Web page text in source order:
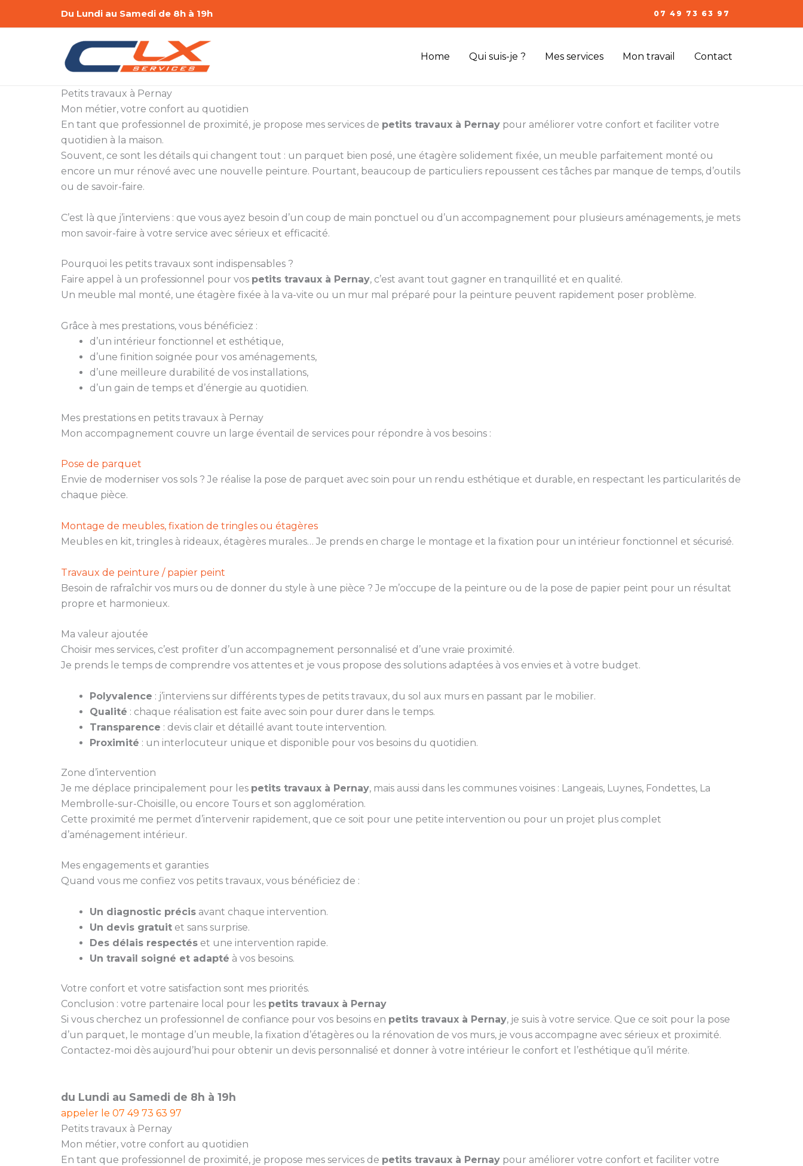
Du Lundi au Samedi de 8h à 19h 07 49 73 63 97
Home Qui suis-je ? Mes services Mon travail Contact
Petits travaux à Pernay
Mon métier, votre confort au quotidien
En tant que professionnel de proximité, je propose mes services de petits travaux à Pernay pour améliorer votre confort et faciliter votre
quotidien à la maison.
Souvent, ce sont les détails qui changent tout : un parquet bien posé, une étagère solidement fixée, un meuble parfaitement monté ou
encore un mur rénové avec une nouvelle peinture. Pourtant, beaucoup de particuliers repoussent ces tâches par manque de temps, d’outils
ou de savoir-faire.
C’est là que j’interviens : que vous ayez besoin d’un coup de main ponctuel ou d’un accompagnement pour plusieurs aménagements, je mets
mon savoir-faire à votre service avec sérieux et efficacité.
Pourquoi les petits travaux sont indispensables ?
Faire appel à un professionnel pour vos petits travaux à Pernay, c’est avant tout gagner en tranquillité et en qualité.
Un meuble mal monté, une étagère fixée à la va-vite ou un mur mal préparé pour la peinture peuvent rapidement poser problème.
Grâce à mes prestations, vous bénéficiez :
d’un intérieur fonctionnel et esthétique,
d’une finition soignée pour vos aménagements,
d’une meilleure durabilité de vos installations,
d’un gain de temps et d’énergie au quotidien.
Mes prestations en petits travaux à Pernay
Mon accompagnement couvre un large éventail de services pour répondre à vos besoins :
Pose de parquet
Envie de moderniser vos sols ? Je réalise la pose de parquet avec soin pour un rendu esthétique et durable, en respectant les particularités de
chaque pièce.
Montage de meubles, fixation de tringles ou étagères
Meubles en kit, tringles à rideaux, étagères murales… Je prends en charge le montage et la fixation pour un intérieur fonctionnel et sécurisé.
Travaux de peinture / papier peint
Besoin de rafraîchir vos murs ou de donner du style à une pièce ? Je m’occupe de la peinture ou de la pose de papier peint pour un résultat
propre et harmonieux.
Ma valeur ajoutée
Choisir mes services, c’est profiter d’un accompagnement personnalisé et d’une vraie proximité.
Je prends le temps de comprendre vos attentes et je vous propose des solutions adaptées à vos envies et à votre budget.
Polyvalence : j’interviens sur différents types de petits travaux, du sol aux murs en passant par le mobilier.
Qualité : chaque réalisation est faite avec soin pour durer dans le temps.
Transparence : devis clair et détaillé avant toute intervention.
Proximité : un interlocuteur unique et disponible pour vos besoins du quotidien.
Zone d’intervention
Je me déplace principalement pour les petits travaux à Pernay, mais aussi dans les communes voisines : Langeais, Luynes, Fondettes, La
Membrolle-sur-Choisille, ou encore Tours et son agglomération.
Cette proximité me permet d’intervenir rapidement, que ce soit pour une petite intervention ou pour un projet plus complet
d’aménagement intérieur.
Mes engagements et garanties
Quand vous me confiez vos petits travaux, vous bénéficiez de :
Un diagnostic précis avant chaque intervention.
Un devis gratuit et sans surprise.
Des délais respectés et une intervention rapide.
Un travail soigné et adapté à vos besoins.
Votre confort et votre satisfaction sont mes priorités.
Conclusion : votre partenaire local pour les petits travaux à Pernay
Si vous cherchez un professionnel de confiance pour vos besoins en petits travaux à Pernay, je suis à votre service. Que ce soit pour la pose
d’un parquet, le montage d’un meuble, la fixation d’étagères ou la rénovation de vos murs, je vous accompagne avec sérieux et proximité.
Contactez-moi dès aujourd’hui pour obtenir un devis personnalisé et donner à votre intérieur le confort et l’esthétique qu’il mérite.
du Lundi au Samedi de 8h à 19h
appeler le 07 49 73 63 97
Petits travaux à Pernay
Mon métier, votre confort au quotidien
En tant que professionnel de proximité, je propose mes services de petits travaux à Pernay pour améliorer votre confort et faciliter votre